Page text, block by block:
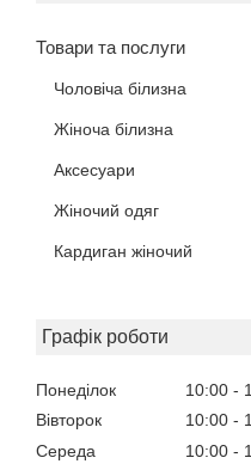
Товари та послуги
Чоловіча білизна
Жіноча білизна
Аксесуари
Жіночий одяг
Кардиган жіночий
Графік роботи
Понеділок 10:00
Вівторок
10:00
Середа
10:00